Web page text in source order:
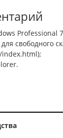
Professional
свободного